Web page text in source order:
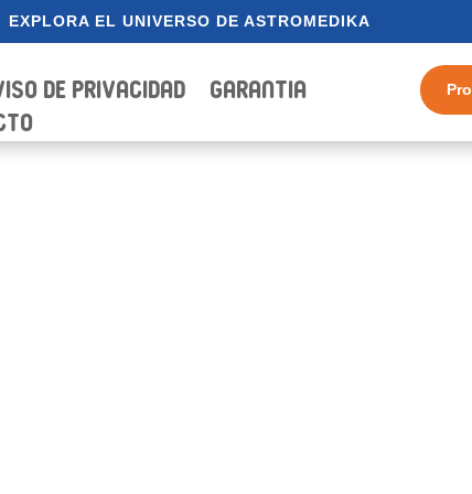
EXPLORA EL UNIVERSO DE ASTROMEDIKA
de Privacidad
Garantia